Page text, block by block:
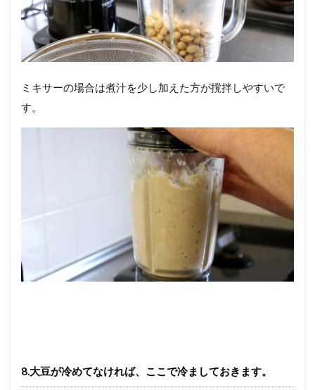
ミキサーの場合は煮汁を少し加えた方が撹拌しやすいで
す。
8.大豆が冷めてなければ、ここで冷ましておきます。